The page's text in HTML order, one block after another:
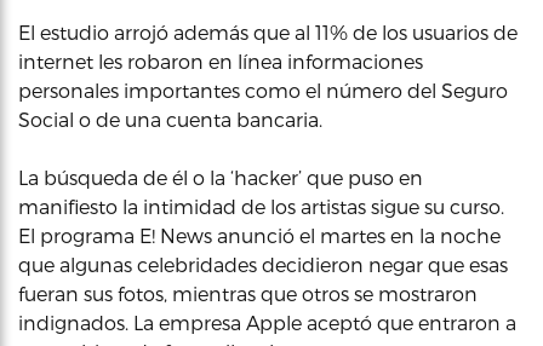
El estudio arrojó además que al 11% de los usuarios de
internet les robaron en línea informaciones
personales importantes como el número del Seguro
Social o de una cuenta bancaria.
La búsqueda de él o la ‘hacker’ que puso en
manifiesto la intimidad de los artistas sigue su curso.
El programa E! News anunció el martes en la noche
que algunas celebridades decidieron negar que esas
fueran sus fotos, mientras que otros se mostraron
indignados. La empresa Apple aceptó que entraron a